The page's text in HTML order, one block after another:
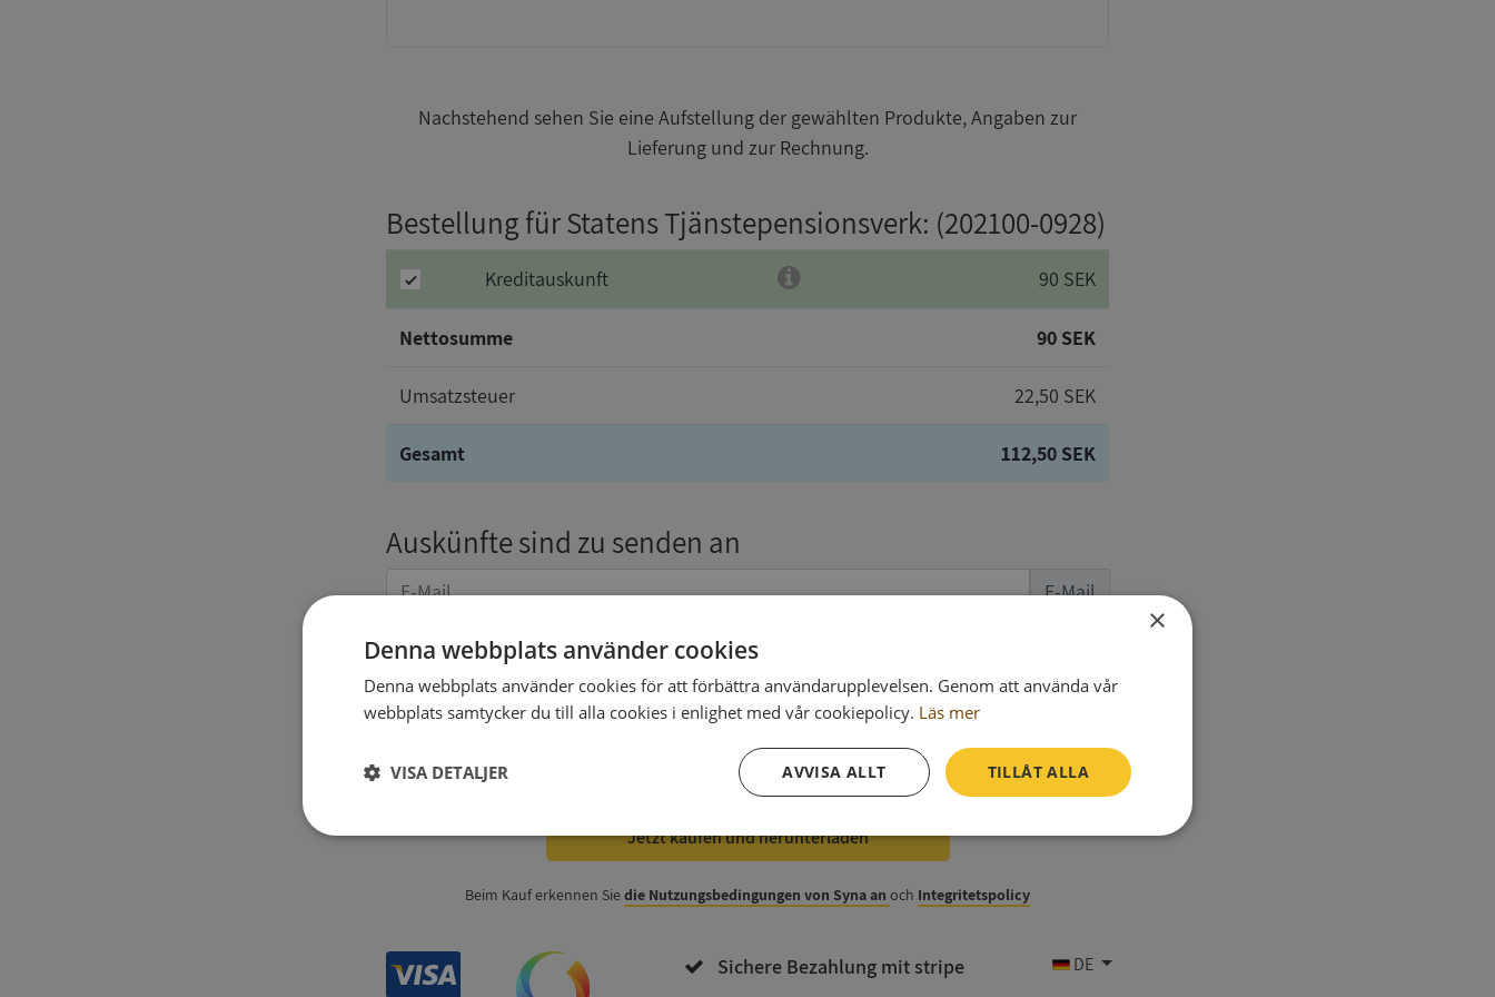
Nachstehend sehen Sie eine Aufstellung der gewählten Produkte, Angaben zur
Lieferung und zur Rechnung.
Bestellung für Statens Tjänstepensionsverk: (202100-0928)
Kreditauskunft 90 SEK
Nettosumme 90 SEK
Umsatzsteuer 22,50 SEK
Gesamt 112,50 SEK
Auskünfte sind zu senden an
E-Mail
(wahlweise)
Jetzt kaufen und herunterladen
Beim Kauf erkennen Siedie Nutzungsbedingungen von Syna an och Integritetspolicy
Sichere Bezahlung mit stripe
DE
×
Denna webbplats använder cookies
Denna webbplats använder cookies för att förbättra användarupplevelsen. Genom att använda vår
webbplats samtycker du till alla cookies i enlighet med vår cookiepolicy. Läs mer
TILLÅT ALLA
AVVISA ALLT
VISA DETALJER
Strikt
Prestanda Inriktning Funktioner Oklassificerade